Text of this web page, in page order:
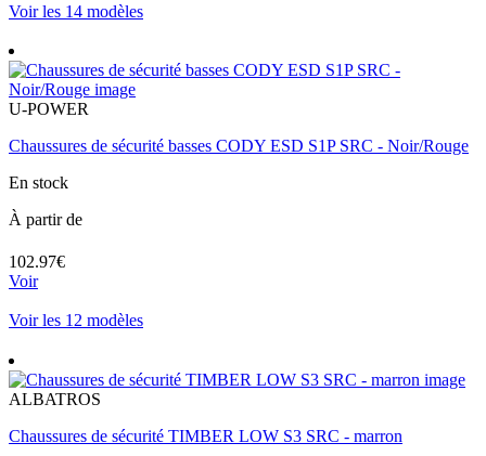
Voir les 14 modèles
U-POWER
Chaussures de sécurité basses CODY ESD S1P SRC - Noir/Rouge
En stock
À partir de
102.97€
Voir
Voir les 12 modèles
ALBATROS
Chaussures de sécurité TIMBER LOW S3 SRC - marron